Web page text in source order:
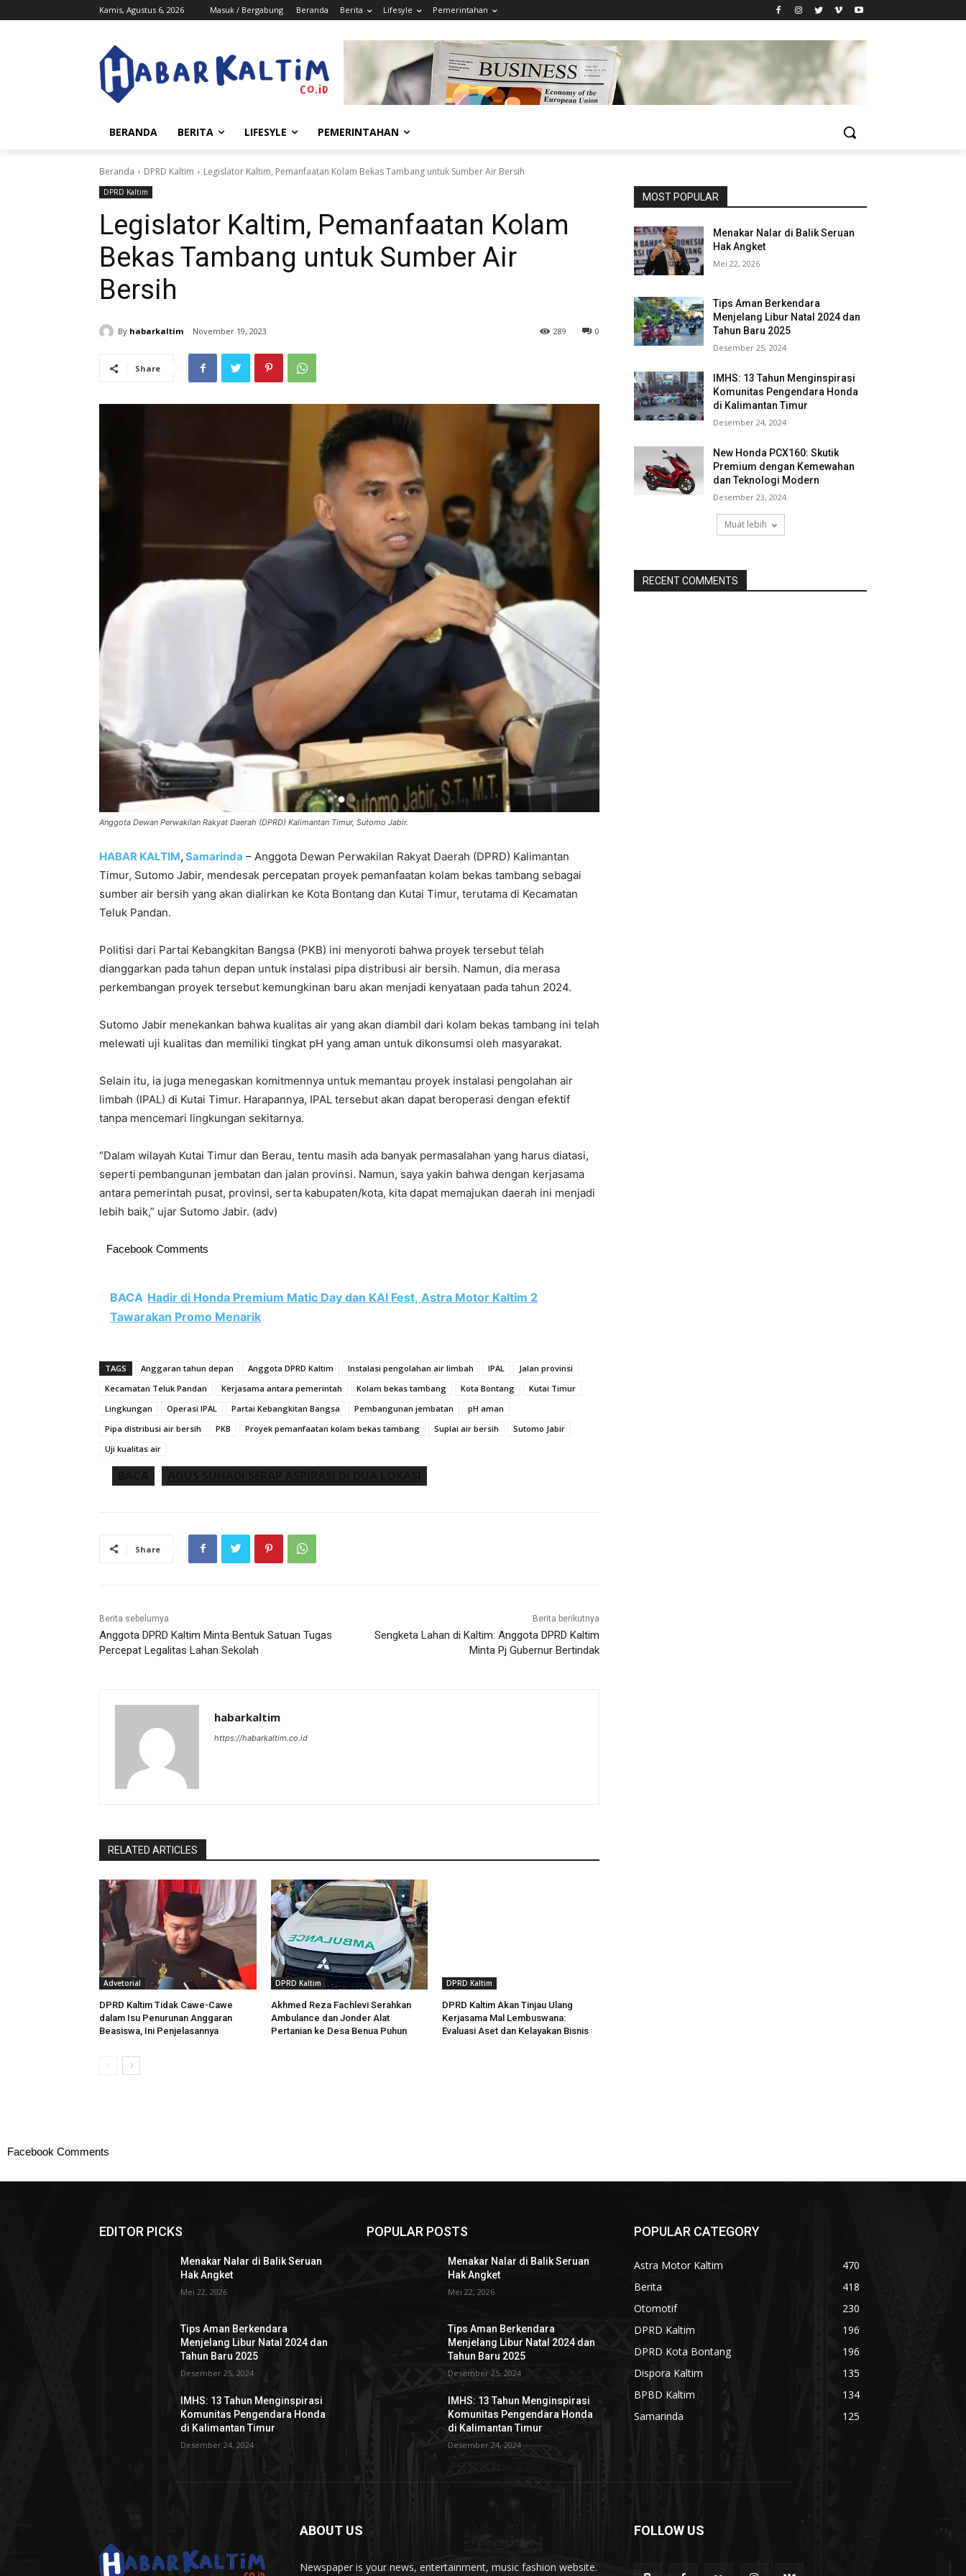
Kamis, Agustus 6, 2026 Masuk / Bergabung Beranda Berita Lifesyle Pemerintahan
BERANDA BERITA LIFESYLE PEMERINTAHAN
Beranda DPRD Kaltim Legislator Kaltim, Pemanfaatan Kolam Bekas Tambang untuk Sumber Air Bersih
DPRD Kaltim
Legislator Kaltim, Pemanfaatan Kolam
Bekas Tambang untuk Sumber Air
Bersih
By habarkaltim November 19, 2023 0
289
Share
Anggota Dewan Perwakilan Rakyat Daerah (DPRD) Kalimantan Timur, Sutomo Jabir.
HABAR KALTIM,Samarinda – Anggota Dewan Perwakilan Rakyat Daerah (DPRD) Kalimantan
Timur, Sutomo Jabir, mendesak percepatan proyek pemanfaatan kolam bekas tambang sebagai
sumber air bersih yang akan dialirkan ke Kota Bontang dan Kutai Timur, terutama di Kecamatan
Teluk Pandan.
Politisi dari Partai Kebangkitan Bangsa (PKB) ini menyoroti bahwa proyek tersebut telah
dianggarkan pada tahun depan untuk instalasi pipa distribusi air bersih. Namun, dia merasa
perkembangan proyek tersebut kemungkinan baru akan menjadi kenyataan pada tahun 2024.
Sutomo Jabir menekankan bahwa kualitas air yang akan diambil dari kolam bekas tambang ini telah
melewati uji kualitas dan memiliki tingkat pH yang aman untuk dikonsumsi oleh masyarakat.
Selain itu, ia juga menegaskan komitmennya untuk memantau proyek instalasi pengolahan air
limbah (IPAL) di Kutai Timur. Harapannya, IPAL tersebut akan dapat beroperasi dengan efektif
tanpa mencemari lingkungan sekitarnya.
“Dalam wilayah Kutai Timur dan Berau, tentu masih ada banyak permasalahan yang harus diatasi,
seperti pembangunan jembatan dan jalan provinsi. Namun, saya yakin bahwa dengan kerjasama
antara pemerintah pusat, provinsi, serta kabupaten/kota, kita dapat memajukan daerah ini menjadi
lebih baik,” ujar Sutomo Jabir. (adv)
Facebook Comments
BACA Hadir di Honda Premium Matic Day dan KAI Fest, Astra Motor Kaltim 2
Tawarakan Promo Menarik
TAGS Anggaran tahun depan Anggota DPRD Kaltim Instalasi pengolahan air limbah IPAL
Jalan provinsi
Kecamatan Teluk Pandan
Kerjasama antara pemerintah Kolam bekas tambang Kota Bontang
Kutai Timur
Lingkungan
Operasi IPAL Partai Kebangkitan Bangsa Pembangunan jembatan
pH aman
Pipa distribusi air bersih
PKB Proyek pemanfaatan kolam bekas tambang Suplai air bersih
Sutomo Jabir
Uji kualitas air
Share
Berita sebelumya
Anggota DPRD Kaltim Minta Bentuk Satuan Tugas
Percepat Legalitas Lahan Sekolah
Berita berikutnya
Sengketa Lahan di Kaltim: Anggota DPRD Kaltim
Minta Pj Gubernur Bertindak
habarkaltim
https://habarkaltim.co.id
RELATED ARTICLES
Advetorial
DPRD Kaltim Tidak Cawe-Cawe
dalam Isu Penurunan Anggaran
Beasiswa, Ini Penjelasannya
DPRD Kaltim
Akhmed Reza Fachlevi Serahkan
Ambulance dan Jonder Alat
Pertanian ke Desa Benua Puhun
DPRD Kaltim
DPRD Kaltim Akan Tinjau Ulang
Kerjasama Mal Lembuswana:
Evaluasi Aset dan Kelayakan Bisnis
MOST POPULAR
Menakar Nalar di Balik Seruan
Hak Angket
Mei 22, 2026
Tips Aman Berkendara
Menjelang Libur Natal 2024 dan
Tahun Baru 2025
Desember 25, 2024
IMHS: 13 Tahun Menginspirasi
Komunitas Pengendara Honda
di Kalimantan Timur
Desember 24, 2024
New Honda PCX160: Skutik
Premium dengan Kemewahan
dan Teknologi Modern
Desember 23, 2024
Muat lebih
RECENT COMMENTS
Facebook Comments
EDITOR PICKS
Menakar Nalar di Balik Seruan
Hak Angket
Mei 22, 2026
Tips Aman Berkendara
Menjelang Libur Natal 2024 dan
Tahun Baru 2025
Desember 25, 2024
IMHS: 13 Tahun Menginspirasi
Komunitas Pengendara Honda
di Kalimantan Timur
Desember 24, 2024
POPULAR POSTS
Menakar Nalar di Balik Seruan
Hak Angket
Mei 22, 2026
Tips Aman Berkendara
Menjelang Libur Natal 2024 dan
Tahun Baru 2025
Desember 25, 2024
IMHS: 13 Tahun Menginspirasi
Komunitas Pengendara Honda
di Kalimantan Timur
Desember 24, 2024
POPULAR CATEGORY
Astra Motor Kaltim
470
Berita
418
Otomotif
230
DPRD Kaltim
196
DPRD Kota Bontang
196
Dispora Kaltim
135
BPBD Kaltim
134
Samarinda
125
ABOUT US
Newspaper is your news, entertainment, music fashion website.
FOLLOW US